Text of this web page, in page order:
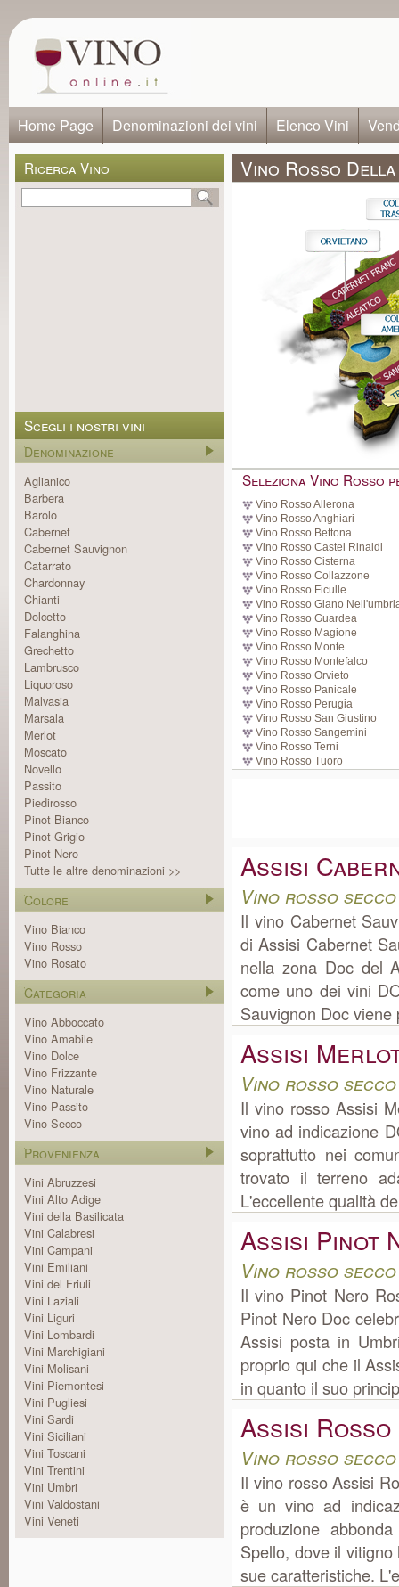
Home Page Denominazioni dei vini Elenco Vini
Ricerca Vino
Scegli i nostri vini
Denominazione
Aglianico
Barbera
Barolo
Cabernet
Cabernet Sauvignon
Catarrato
Chardonnay
Chianti
Dolcetto
Falanghina
Grechetto
Lambrusco
Liquoroso
Malvasia
Marsala
Merlot
Moscato
Novello
Passito
Piedirosso
Pinot Bianco
Pinot Grigio
Pinot Nero
Tutte le altre denominazioni >>
Colore
Vino Bianco
Vino Rosso
Vino Rosato
Categoria
Vino Abboccato
Vino Amabile
Vino Dolce
Vino Frizzante
Vino Naturale
Vino Passito
Vino Secco
Provenienza
Vini Abruzzesi
Vini Alto Adige
Vini della Basilicata
Vini Calabresi
Vini Campani
Vini Emiliani
Vini del Friuli
Vini Laziali
Vini Liguri
Vini Lombardi
Vini Marchigiani
Vini Molisani
Vini Piemontesi
Vini Pugliesi
Vini Sardi
Vini Siciliani
Vini Toscani
Vini Trentini
Vini Umbri
Vini Valdostani
Vini Veneti
Vino Rosso Della
Seleziona Vino Rosso
Vino Rosso Allerona
Vino Rosso Anghiari
Vino Rosso Bettona
Vino Rosso Castel Rinaldi
Vino Rosso Cisterna
Vino Rosso Collazzone
Vino Rosso Ficulle
Vino Rosso Giano
Vino Rosso Guardea
Vino Rosso Magione
Vino Rosso Monte
Vino Rosso Montefalco
Vino Rosso Orvieto
Vino Rosso Panicale
Vino Rosso Perugia
Vino Rosso San Giustino
Vino Rosso Sangemini
Vino Rosso Terni
Vino Rosso Tuoro
Assisi
Vino rosso
Il vino Cabernet
di Assisi Cabernet
nella zona Doc del
come uno dei vini
Sauvignon Doc
Assisi
Vino rosso
Il vino rosso Assisi
vino ad indicazione
soprattutto nei
trovato il terreno
L'eccellente qualità
Assisi Pinot
Vino rosso
Il vino Pinot Nero
Pinot Nero Doc
Assisi posta in
proprio qui che il
in quanto il suo
Assisi Rosso
Vino rosso
Il vino rosso Assisi
è un vino ad
produzione
Spello, dove il
sue caratteristiche.